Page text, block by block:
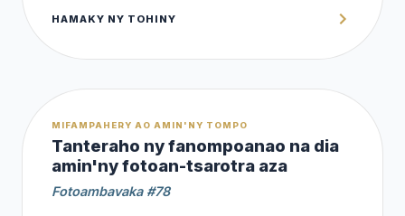
HAMAKY NY TOHINY
MIFAMPAHERY AO AMIN'NY TOMPO
Tanteraho ny fanompoanao na dia
amin'ny fotoan-tsarotra aza
Fotoambavaka #78